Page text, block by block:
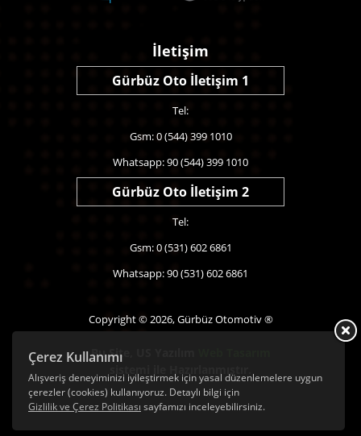
Çerez Kullanımı
Alışveriş deneyiminizi iyileştirmek için yasal düzenlemelere uygun
çerezler (cookies) kullanıyoruz. Detaylı bilgi için
Gizlilik ve Çerez Politikası sayfamızı inceleyebilirsiniz.
İletişim
Gürbüz Oto İletişim 1
Tel:
Gsm: 0 (544) 399 1010
Whatsapp: 90 (544) 399 1010
Gürbüz Oto İletişim 2
Tel:
Gsm: 0 (531) 602 6861
Whatsapp: 90 (531) 602 6861
Copyright © 2026, Gürbüz Otomotiv ®
Bu Site,